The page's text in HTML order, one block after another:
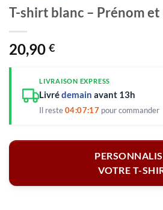
T-shirt blanc – Prénom
20,90 €
LIVRAISON EXPRESS
Livrédemain avant 13h
Il reste04:07:17 pour commander
VOTRE T-